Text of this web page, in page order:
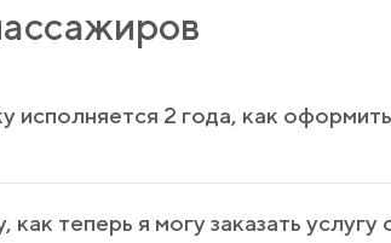
исполняется 2 года, как
как теперь я могу заказать